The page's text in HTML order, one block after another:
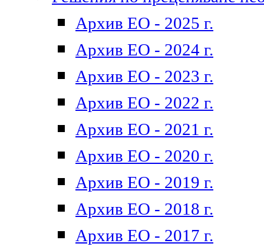
Архив ЕО - 2025 г.
Архив ЕО - 2024 г.
Архив ЕО - 2023 г.
Архив ЕО - 2022 г.
Архив ЕО - 2021 г.
Архив ЕО - 2020 г.
Архив ЕО - 2019 г.
Архив ЕО - 2018 г.
Архив ЕО - 2017 г.